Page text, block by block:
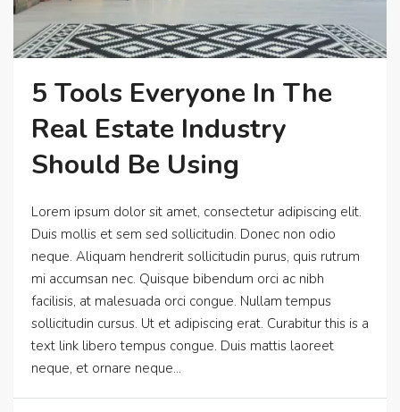
5 Tools Everyone In The
Real Estate Industry
Should Be Using
Lorem ipsum dolor sit amet, consectetur adipiscing elit.
Duis mollis et sem sed sollicitudin. Donec non odio
neque. Aliquam hendrerit sollicitudin purus, quis rutrum
mi accumsan nec. Quisque bibendum orci ac nibh
facilisis, at malesuada orci congue. Nullam tempus
sollicitudin cursus. Ut et adipiscing erat. Curabitur this is a
text link libero tempus congue. Duis mattis laoreet
neque, et ornare neque...